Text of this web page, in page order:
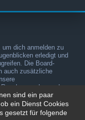
dich anmelden zu
erledigt und
Die Board-
auch zusätzliche
bevor du
Forenregeln,
sind ein paar
ein Dienst Cookies
gesetzt für folgende